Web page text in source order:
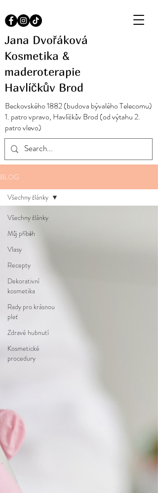
Jana Dvořáková
Kosmetika &
maderoterapie
Havlíčkův Brod
Beckovského 1882 (budova bývalého Telecomu)
1. patro vpravo, Havlíčkův Brod (od výtahu 2.
patro vlevo)
BLOG
Všechny články
Můj příběh
Vlasy
Recepty
Dekorativní
kosmetika
Rady pro krásnou
pleť
Zdravé hubnutí
Kosmetické
procedury
Všechny články